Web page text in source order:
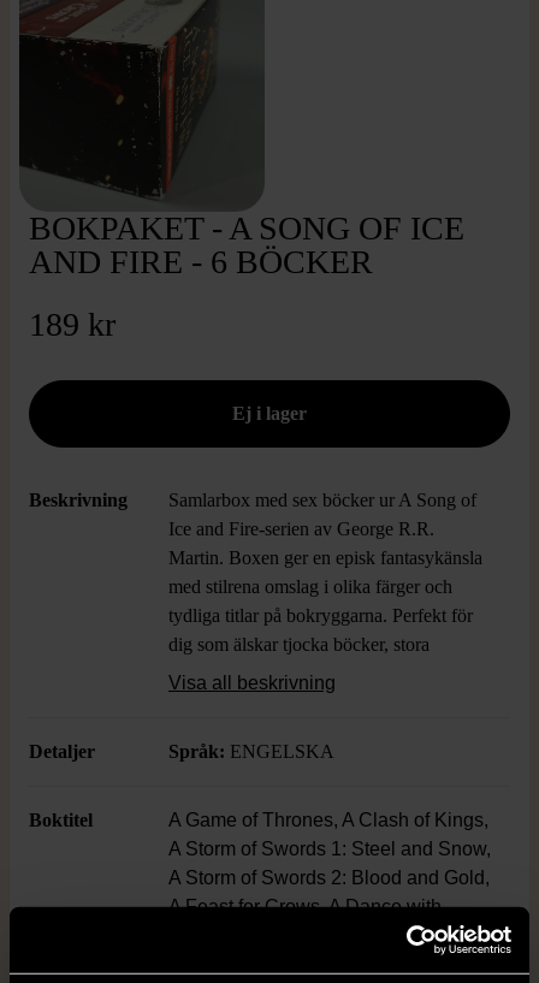
BOKPAKET - A SONG OF ICE
AND FIRE - 6 BÖCKER
189 kr
Beskrivning
Samlarbox med sex böcker ur A Song of
Ice and Fire-serien av George R.R.
Martin. Boxen ger en episk fantasykänsla
med stilrena omslag i olika färger och
tydliga titlar på bokryggarna. Perfekt för
dig som älskar tjocka böcker, stora
berättelser och snygg design på hyllan.
Visa all beskrivning
Detaljer Språk: ENGELSKA
Boktitel
A Game of Thrones, A Clash of Kings,
A Storm of Swords 1: Steel and Snow,
A Storm of Swords 2: Blood and Gold,
A Feast for Crows, A Dance with